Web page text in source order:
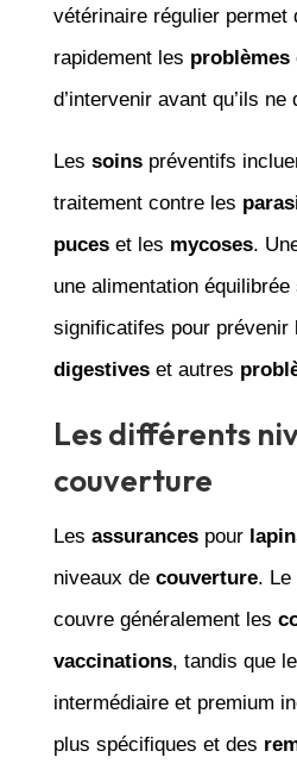
vétérinaire régulier permet
rapidement les problèmes
d’intervenir avant qu’ils
Les soinspréventifs
traitement contre les
puceset les mycoses.
une alimentation équilibrée
significatifes pour prévenir
digestiveset autres
Les différents
couverture
Les assurancespour
niveaux de couverture. Le
couvre généralement les
vaccinations, tandis que
intermédiaire et premium
plus spécifiques et des